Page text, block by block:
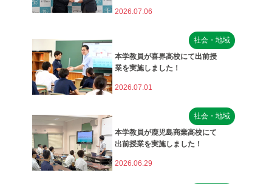
2026.07.06
本学教員が喜界高校にて出前授
業を実施しました！
2026.07.01
社会・地域
本学教員が鹿児島商業高校にて
出前授業を実施しました！
2026.06.29
社会・地域